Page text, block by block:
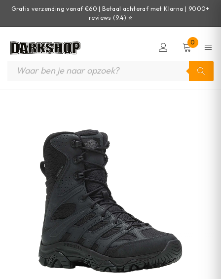
Gratis verzending vanaf €60 | Betaal achteraf met Klarna | 9000+
reviews (9.4) ⭐
0